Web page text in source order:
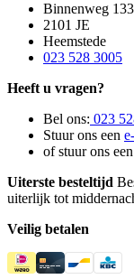
Binnenweg 133
2101 JE
Heemstede
023 528 3005
Heeft u vragen?
Bel ons: 023
Stuur ons een
of stuur ons een
Uiterste besteltijd
uiterlijk tot
Veilig betalen